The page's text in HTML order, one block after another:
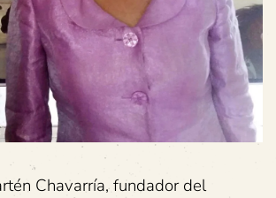
Chavarría, fundador del